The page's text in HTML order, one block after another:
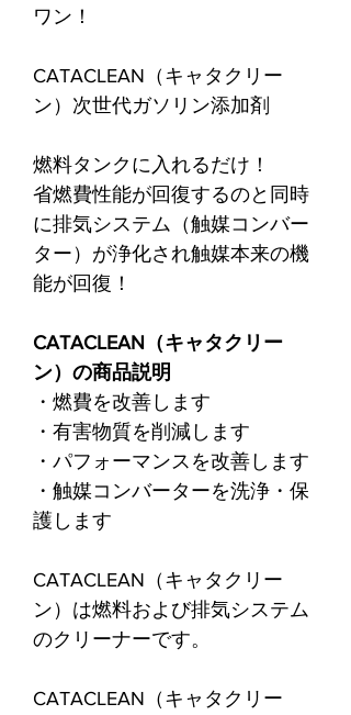
ワン！
CATACLEAN（キャタクリー
ン）次世代ガソリン添加剤
燃料タンクに入れるだけ！
省燃費性能が回復するのと同時
に排気システム（触媒コンバー
ター）が浄化され触媒本来の機
能が回復！
CATACLEAN（キャタクリー
ン）の商品説明
・燃費を改善します
・有害物質を削減します
・パフォーマンスを改善します
・触媒コンバーターを洗浄・保
護します
CATACLEAN（キャタクリー
ン）は燃料および排気システム
のクリーナーです。
CATACLEAN（キャタクリー